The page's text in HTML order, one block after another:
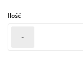
Ilość
-